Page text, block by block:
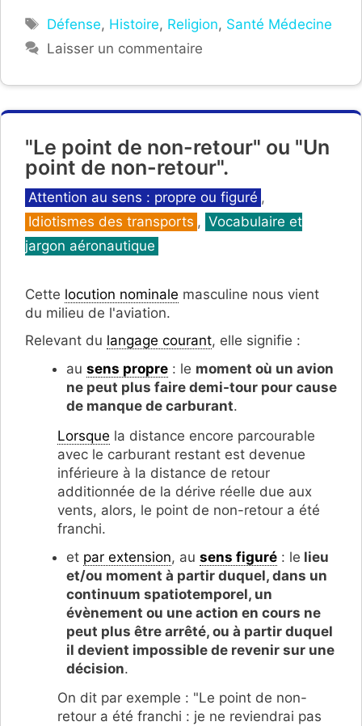
Étiquettes
Défense, Histoire, Religion, Santé Médecine
Laisser un commentaire
"Le point de non-retour" ou "Un
point de non-retour".
Catégories
Attention au sens : propre ou figuré ,
Idiotismes des transports , Vocabulaire et
jargon aéronautique
Cette locution nominale masculine nous vient
du milieu de l'aviation.
Relevant du langage courant, elle signifie :
au sens propre : le moment où un avion
ne peut plus faire demi-tour pour cause
de manque de carburant.
Lorsque la distance encore parcourable
avec le carburant restant est devenue
inférieure à la distance de retour
additionnée de la dérive réelle due aux
vents, alors, le point de non-retour a été
franchi.
et par extension, au sens figuré : le lieu
et/ou moment à partir duquel, dans un
continuum spatiotemporel, un
évènement ou une action en cours ne
peut plus être arrêté, ou à partir duquel
il devient impossible de revenir sur une
décision.
On dit par exemple : "Le point de non-
retour a été franchi : je ne reviendrai pas